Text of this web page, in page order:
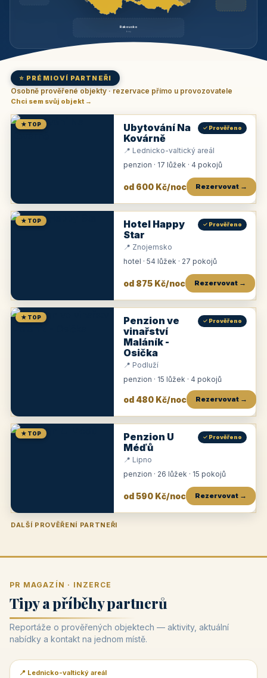
Rakousko
brzy
⭐ PRÉMIOVÍ PARTNEŘI
Osobně prověřené objekty · rezervace přímo u provozovatele
Chci sem svůj objekt →
★ TOP
Ubytování Na
Kovárně
✓ Prověřeno
📍 Lednicko-valtický areál
penzion · 17 lůžek · 4 pokojů
od 600 Kč/noc Rezervovat →
★ TOP
Hotel Happy
Star
✓ Prověřeno
📍 Znojemsko
hotel · 54 lůžek · 27 pokojů
od 875 Kč/noc Rezervovat →
★ TOP
Penzion ve
vinařství
Maláník -
Osička
✓ Prověřeno
📍 Podluží
penzion · 15 lůžek · 4 pokojů
od 480 Kč/noc Rezervovat →
★ TOP
Penzion U
Méďů
✓ Prověřeno
📍 Lipno
penzion · 26 lůžek · 15 pokojů
od 590 Kč/noc Rezervovat →
DALŠÍ PROVĚŘENÍ PARTNEŘI
Penzion U Zámku Pension Faber
PR MAGAZÍN · INZERCE
Tipy a příběhy partnerů
Reportáže o prověřených objektech — aktivity, aktuální
nabídky a kontakt na jednom místě.
📰 PR článek
📍 Lednicko-valtický areál